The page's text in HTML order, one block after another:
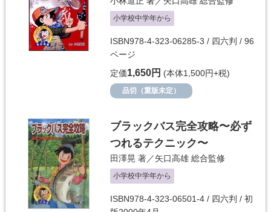
小学校中学年から
ISBN978-4-323-06285-3 / 四六判 / 96
ページ
定価1,650円 (本体1,500円+税)
品切（重版未定）
ブラックバス完全攻略〜必ず
つれるテクニック〜
田澤晃 著／矢口高雄 総合監修
小学校中学年から
ISBN978-4-323-06501-4 / 四六判 / 初